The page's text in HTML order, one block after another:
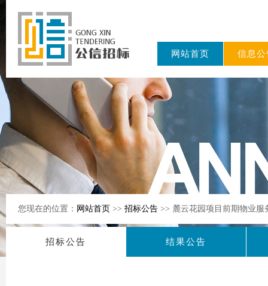
东公信招标
有限公司
网站首页 信息公
您现在的位置： 网站首页 >> 招标公告 >> 麓云花园项目前期物业服
招标公告 结果公告